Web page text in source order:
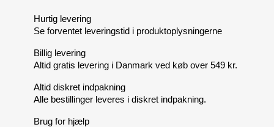
Hurtig levering
Se forventet leveringstid i produktoplysningerne
Billig levering
Altid gratis levering i Danmark ved køb over 549 kr.
Altid diskret indpakning
Alle bestillinger leveres i diskret indpakning.
Brug for hjælp